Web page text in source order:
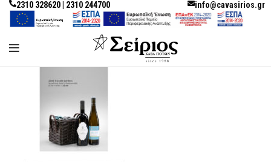
2310 328620 | 2310 244700 info@cavasirios.gr